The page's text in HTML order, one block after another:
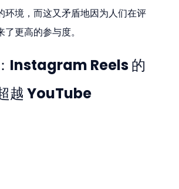
环境，而这又矛盾地因为人们在评
更高的参与度。
Instagram Reels 的
越 YouTube